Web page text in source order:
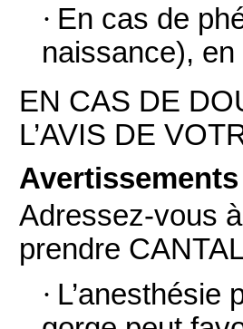
· En cas de
naissance), en
EN CAS DE
L’AVIS DE
Adressez-vous
prendre
· L’anesthésie